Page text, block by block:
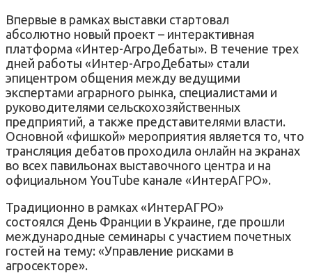
Впервые в рамках выставки стартовал
абсолютно новый проект – интерактивная
платформа «Интер-АгроДебаты». В течение трех
дней работы «Интер-АгроДебаты» стали
эпицентром общения между ведущими
экспертами аграрного рынка, специалистами и
руководителями сельскохозяйственных
предприятий, а также представителями власти.
Основной «фишкой» мероприятия является то, что
трансляция дебатов проходила онлайн на экранах
во всех павильонах выставочного центра и на
официальном YouTube канале «ИнтерАГРО».
Традиционно в рамках «ИнтерАГРО»
состоялся День Франции в Украине, где прошли
международные семинары с участием почетных
гостей на тему: «Управление рисками в
агросекторе».